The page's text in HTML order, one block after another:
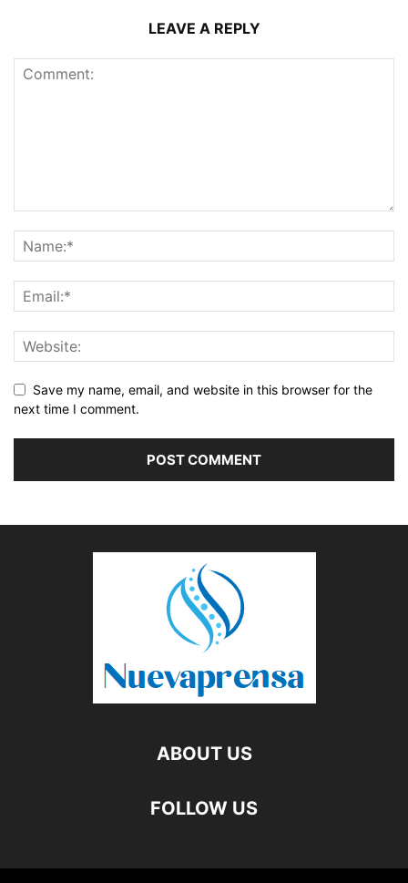
LEAVE A REPLY
Save my name, email, and website in this browser for the
next time I comment.
ABOUT US
FOLLOW US